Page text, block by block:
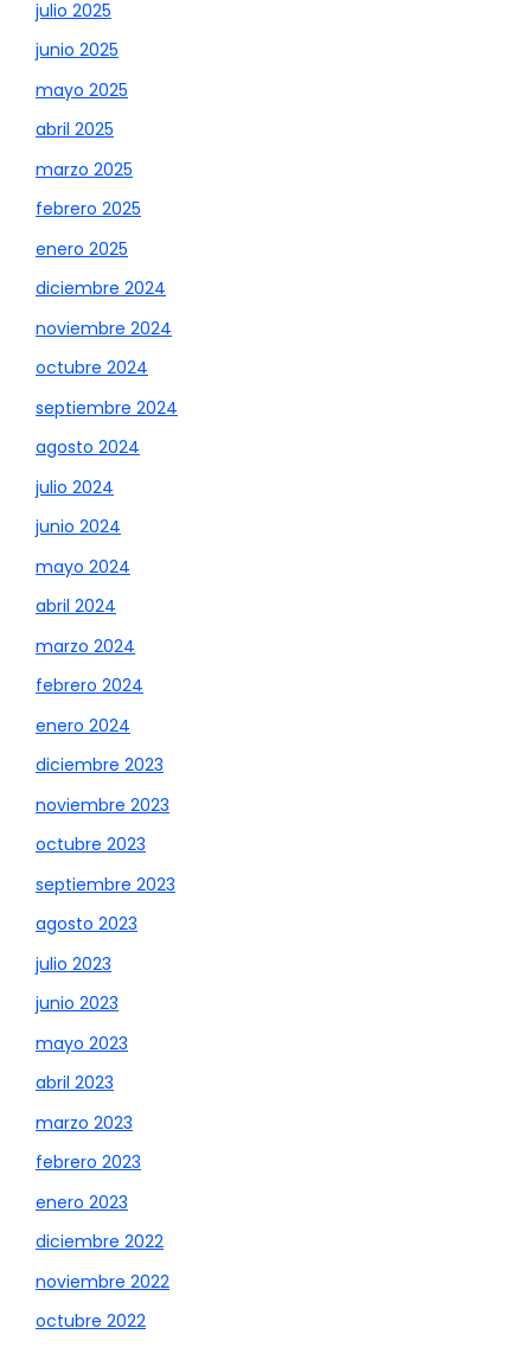
julio 2025
junio 2025
mayo 2025
abril 2025
marzo 2025
febrero 2025
enero 2025
diciembre 2024
noviembre 2024
octubre 2024
septiembre 2024
agosto 2024
julio 2024
junio 2024
mayo 2024
abril 2024
marzo 2024
febrero 2024
enero 2024
diciembre 2023
noviembre 2023
octubre 2023
septiembre 2023
agosto 2023
julio 2023
junio 2023
mayo 2023
abril 2023
marzo 2023
febrero 2023
enero 2023
diciembre 2022
noviembre 2022
octubre 2022